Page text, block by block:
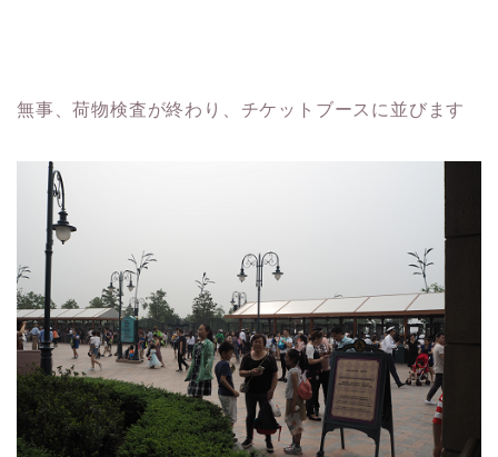
無事、荷物検査が終わり、チケットブースに並びます